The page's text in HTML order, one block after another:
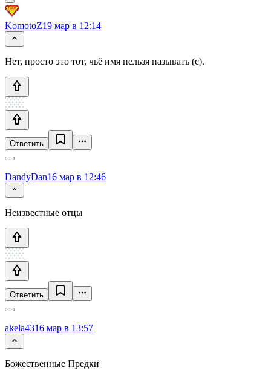
KomotoZ19 мар в 12:14
Нет, просто это тот, чьё имя нельзя называть (c).
Ответить
DandyDan16 мар в 12:46
Неизвестные отцы
Ответить
akela4316 мар в 13:57
Божественные Предки